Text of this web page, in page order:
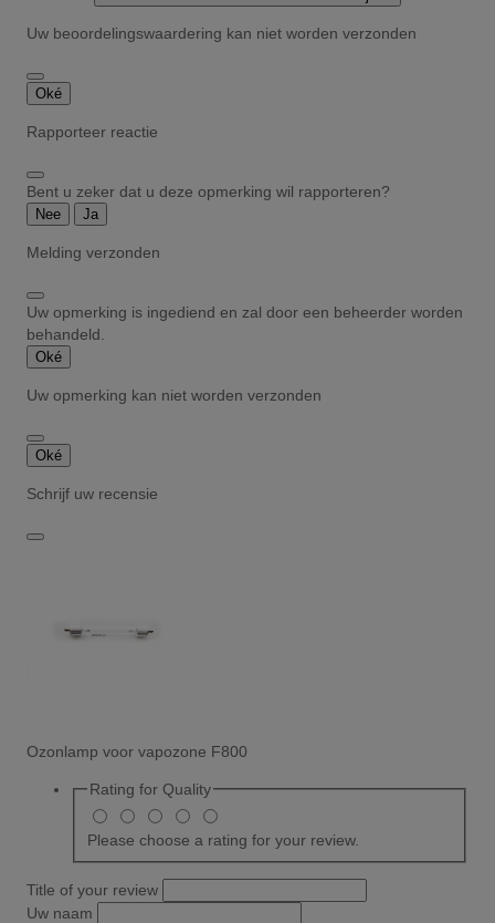
Uw beoordelingswaardering kan niet worden verzonden
Oké
Rapporteer reactie
Bent u zeker dat u deze opmerking wil rapporteren?
Nee Ja
Melding verzonden
Uw opmerking is ingediend en zal door een beheerder worden
behandeld.
Oké
Uw opmerking kan niet worden verzonden
Oké
Schrijf uw recensie
Ozonlamp voor vapozone F800
Rating for Quality
Please choose a rating for your review.
Title of your review
Uw naam